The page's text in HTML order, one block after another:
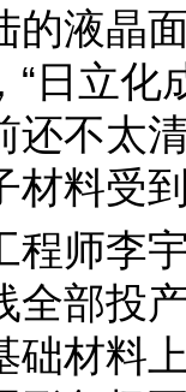
的液晶
“日立
还不太
材料受
师李宇
全部投
础材料